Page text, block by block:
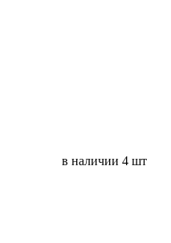
в наличии 4 шт